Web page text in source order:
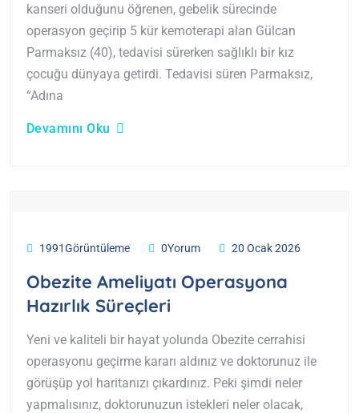
kanseri olduğunu öğrenen, gebelik sürecinde
operasyon geçirip 5 kür kemoterapi alan Gülcan
Parmaksız (40), tedavisi sürerken sağlıklı bir kız
çocuğu dünyaya getirdi. Tedavisi süren Parmaksız,
“Adına
Devamını Oku
1991Görüntüleme 0Yorum 20 Ocak 2026
Obezite Ameliyatı Operasyona
Hazırlık Süreçleri
Yeni ve kaliteli bir hayat yolunda Obezite cerrahisi
operasyonu geçirme kararı aldınız ve doktorunuz ile
görüşüp yol haritanızı çıkardınız. Peki şimdi neler
yapmalısınız, doktorunuzun istekleri neler olacak,